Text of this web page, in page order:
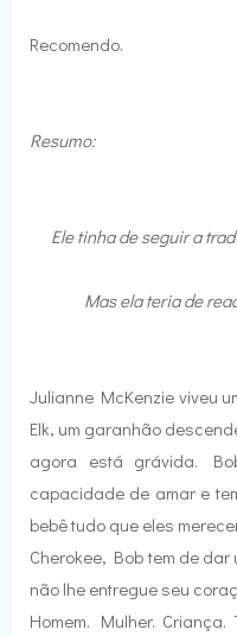
Recomendo.
Resumo:
Ele tinha de seguir a
Mas ela teria de
Julianne McKenzie viveu
Elk, um garanhão
agora está grávida.
capacidade de amar e
bebê tudo que eles
Cherokee, Bob tem de
não lhe entregue seu
Homem. Mulher.